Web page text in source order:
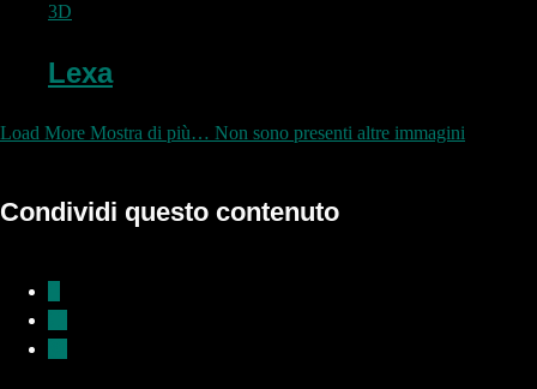
3D
Lexa
Load More Mostra di più… Non sono presenti altre immagini
Condividi questo contenuto